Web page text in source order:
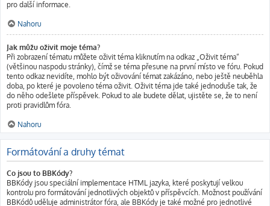
pro další informace.
Nahoru
Jak můžu oživit moje téma?
Při zobrazení tématu můžete oživit téma kliknutím na odkaz „Oživit téma“
(většinou naspodu stránky), čímž se téma přesune na první místo ve fóru. Pokud
tento odkaz nevidíte, mohlo být oživování témat zakázáno, nebo ještě neuběhla
doba, po které je povoleno téma oživit. Oživit téma jde také jednoduše tak, že
do něho odešlete příspěvek. Pokud to ale budete dělat, ujistěte se, že to není
proti pravidlům fóra.
Nahoru
Formátování a druhy témat
Co jsou to BBKódy?
BBKódy jsou speciální implementace HTML jazyka, které poskytují velkou
kontrolu pro formátování jednotlivých objektů v příspěvcích. Možnost používání
BBKódů uděluje administrátor fóra, ale BBKódy je také možné pro jednotlivé